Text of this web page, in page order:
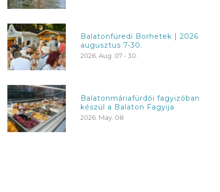
Balatonfüredi Borhetek | 2026
augusztus 7-30.
2026. Aug. 07 - 30.
Balatonmáriafürdői fagyizóban
készül a Balaton Fagyija
2026. May. 08